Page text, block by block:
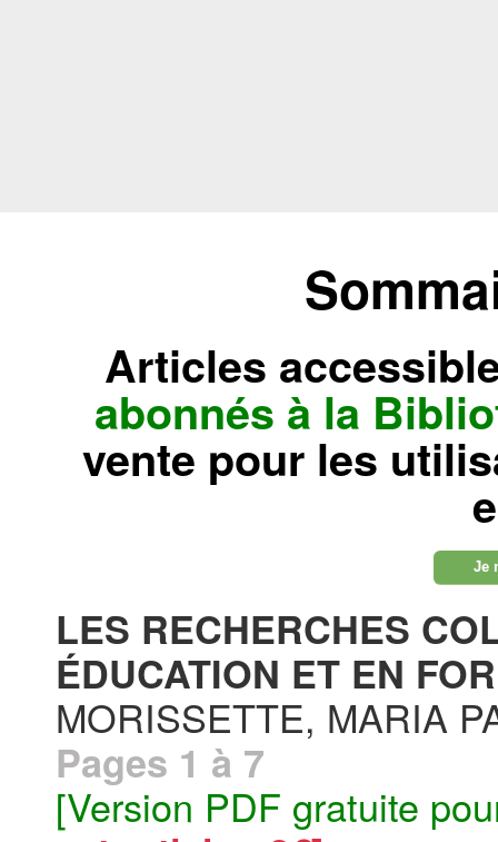
Articles
abonnés à la
vente pour les
Je
LES RECHERCHES
ÉDUCATION ET EN
MORISSETTE, MARIA
Pages 1 à 7
[Version PDF gratuite